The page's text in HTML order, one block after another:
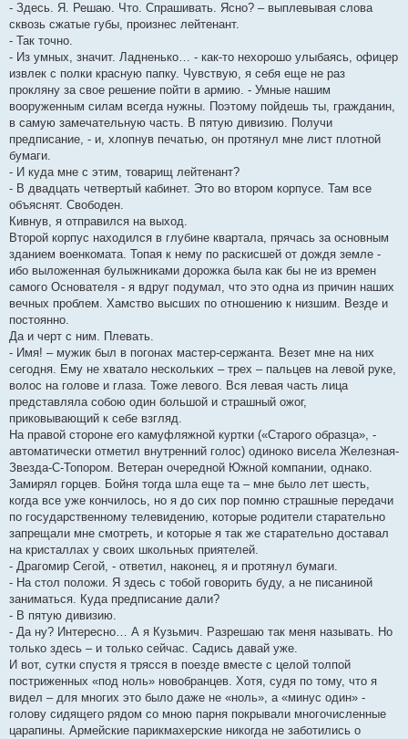
- Здесь. Я. Решаю. Что. Спрашивать. Ясно? – выплевывая слова
сквозь сжатые губы, произнес лейтенант.
- Так точно.
- Из умных, значит. Ладненько… - как-то нехорошо улыбаясь, офицер
извлек с полки красную папку. Чувствую, я себя еще не раз
прокляну за свое решение пойти в армию. - Умные нашим
вооруженным силам всегда нужны. Поэтому пойдешь ты, гражданин,
в самую замечательную часть. В пятую дивизию. Получи
предписание, - и, хлопнув печатью, он протянул мне лист плотной
бумаги.
- И куда мне с этим, товарищ лейтенант?
- В двадцать четвертый кабинет. Это во втором корпусе. Там все
объяснят. Свободен.
Кивнув, я отправился на выход.
Второй корпус находился в глубине квартала, прячась за основным
зданием военкомата. Топая к нему по раскисшей от дождя земле -
ибо выложенная булыжниками дорожка была как бы не из времен
самого Основателя - я вдруг подумал, что это одна из причин наших
вечных проблем. Хамство высших по отношению к низшим. Везде и
постоянно.
Да и черт с ним. Плевать.
- Имя! – мужик был в погонах мастер-сержанта. Везет мне на них
сегодня. Ему не хватало нескольких – трех – пальцев на левой руке,
волос на голове и глаза. Тоже левого. Вся левая часть лица
представляла собою один большой и страшный ожог,
приковывающий к себе взгляд.
На правой стороне его камуфляжной куртки («Старого образца», -
автоматически отметил внутренний голос) одиноко висела Железная-
Звезда-С-Топором. Ветеран очередной Южной компании, однако.
Замирял горцев. Бойня тогда шла еще та – мне было лет шесть,
когда все уже кончилось, но я до сих пор помню страшные передачи
по государственному телевидению, которые родители старательно
запрещали мне смотреть, и которые я так же старательно доставал
на кристаллах у своих школьных приятелей.
- Драгомир Сегой, - ответил, наконец, я и протянул бумаги.
- На стол положи. Я здесь с тобой говорить буду, а не писаниной
заниматься. Куда предписание дали?
- В пятую дивизию.
- Да ну? Интересно… А я Кузьмич. Разрешаю так меня называть. Но
только здесь – и только сейчас. Садись давай уже.
И вот, сутки спустя я трясся в поезде вместе с целой толпой
постриженных «под ноль» новобранцев. Хотя, судя по тому, что я
видел – для многих это было даже не «ноль», а «минус один» -
голову сидящего рядом со мною парня покрывали многочисленные
царапины. Армейские парикмахерские никогда не заботились о